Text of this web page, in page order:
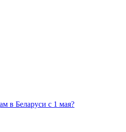
в Беларуси с 1 мая?